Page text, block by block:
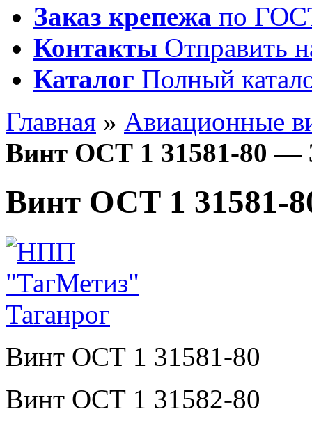
Заказ крепежа по
Контакты Отправить
Каталог Полный
Главная » Авиационные
Винт ОСТ 1 31581-80 —
Винт ОСТ 1 31581-
Винт ОСТ 1 31581-80
Винт ОСТ 1 31582-80